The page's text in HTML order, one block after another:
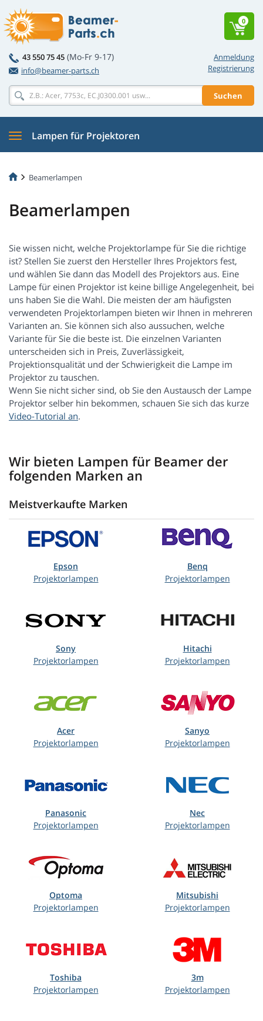
Anmeldung
Registrierung
43 550 75 45 (Mo-Fr 9-17)
info@beamer-parts.ch
Suchen
0
Lampen für Projektoren
Beamerlampen
Beamerlampen
Sie wissen nicht, welche Projektorlampe für Sie die richtige
ist? Stellen Sie zuerst den Hersteller Ihres Projektors fest,
und wählen Sie dann das Modell des Projektors aus. Eine
Lampe für einen Projektor ist keine billige Angelegenheit, bei
uns haben Sie die Wahl. Die meisten der am häufigsten
verwendeten Projektorlampen bieten wir Ihnen in mehreren
Varianten an. Sie können sich also aussuchen, welche
Variante für Sie die beste ist. Die einzelnen Varianten
unterscheiden sich in Preis, Zuverlässigkeit,
Projektionsqualität und der Schwierigkeit die Lampe im
Projektor zu tauschen.
Wenn Sie nicht sicher sind, ob Sie den Austausch der Lampe
Projektor selber hin bekommen, schauen Sie sich das kurze
Video-Tutorial an.
Wir bieten Lampen für Beamer der
folgenden Marken an
Meistverkaufte Marken
Epson
Projektorlampen
Benq
Projektorlampen
Sony
Projektorlampen
Hitachi
Projektorlampen
Acer
Projektorlampen
Sanyo
Projektorlampen
Panasonic
Projektorlampen
Nec
Projektorlampen
Optoma
Projektorlampen
Mitsubishi
Projektorlampen
Toshiba
Projektorlampen
3m
Projektorlampen